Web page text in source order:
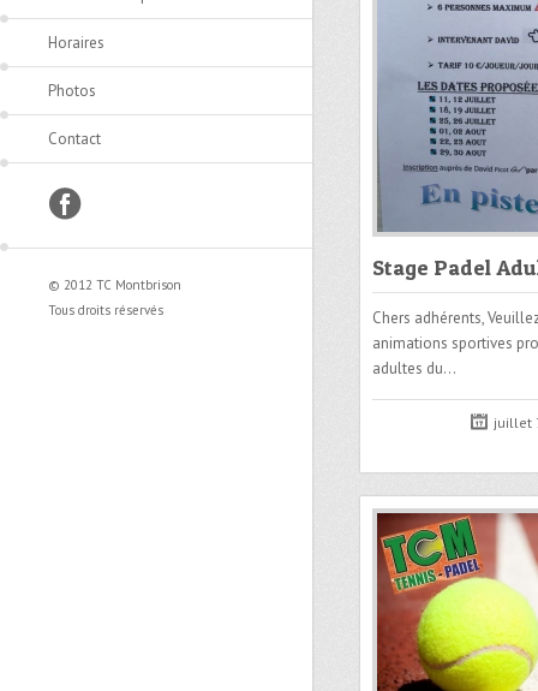
Stage Padel
Chers adhérents,
animations sportives
adultes du…
juillet
Horaires
Photos
Contact
facebook
© 2012 TC Montbrison
Tous droits réservés